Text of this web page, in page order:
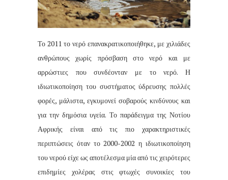
Το 2011 το νερό επανακρατικοποιήθηκε, με χιλιάδες
ανθρώπους χωρίς πρόσβαση στο νερό και με
αρρώστιες που συνδέονταν με το νερό. Η
ιδιωτικοποίηση του συστήματος ύδρευσης πολλές
φορές, μάλιστα, εγκυμονεί σοβαρούς κινδύνους και
για την δημόσια υγεία. Το παράδειγμα της Νοτίου
Αφρικής είναι από τις πιο χαρακτηριστικές
περιπτώσεις όταν το 2000-2002 η ιδιωτικοποίηση
του νερού είχε ως αποτέλεσμα μία από τις χειρότερες
επιδημίες χολέρας στις φτωχές συνοικίες του